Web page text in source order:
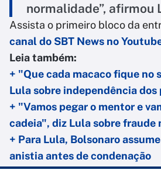
normalidade”, afirmou
Assista o primeiro bloco da
canal do SBT News no
Leia também:
+ "Que cada macaco fique no
Lula sobre independência dos
+ "Vamos pegar o mentor e
cadeia", diz Lula sobre fraude
+ Para Lula, Bolsonaro
anistia antes de condenação